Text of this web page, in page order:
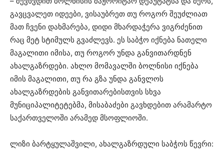
გავცვალეთ იდეები, ვისაუბრეთ თუ როგორ შეუძლიათ
მათ ჩვენი დახმარება, დიდი მხარდაჭერა ვიგრძენით
რაც მეტ სტიმულს გვაძლევს. ეს საბჭო იქნება ნათელი
მაგალითი იმისა, თუ როგორ უნდა განვითარდნენ
ახალგაზრდები. ახლო მომავალში ბოლნისი იქნება
იმის მაგალითი, თუ რა გზა უნდა განვლოს
ახალგაზრდების განვითარებისთვის სხვა
მუნიციპალიტეტებმა, მისაბაძები გავხდებით არამარტო
საქართველოში არამედ მსოფლიოში.
ლიზი ბარტყულაშვილი, ახალგაზრდული საბჭოს წევრი: